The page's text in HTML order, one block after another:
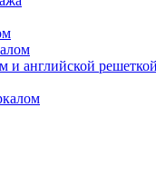
и английской